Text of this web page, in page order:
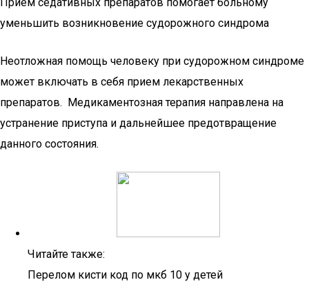
уменьшить возникновение судорожного синдрома
Неотложная помощь человеку при судорожном синдроме
может включать в себя прием лекарственных
препаратов. Медикаментозная терапия направлена на
устранение приступа и дальнейшее предотвращение
данного состояния.
Читайте также:
Перелом кисти код по мкб 10 у детей